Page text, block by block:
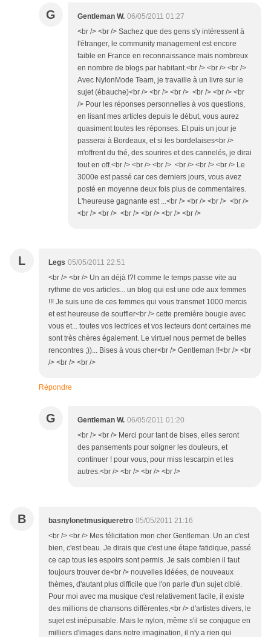
G Gentleman W. 06/05/2011 01:27
<br /> <br /> Sachez que des gens s'y intéressent à
l'étranger, le community management est encore
faible en France en reconnaissance mais nombreux
en nombre de blogs par habitant.<br /> <br /> <br />
Avec NylonMode Team, je travaille à un livre sur le
sujet (ébauche)<br /> <br /> <br /> <br /> <br /> <br
/> Pour les réponses personnelles à vos questions,
en lisant mes articles depuis le début, vous aurez
quasiment toutes les réponses. Et puis un jour je
passerai à Bordeaux, et si les bordelaises<br />
m'offrent du thé, des sourires et des cannelés, je dirai
tout en off.<br /> <br /> <br /> <br /> <br /> <br /> Le
3000e est passé car ces derniers jours, vous avez
posté en moyenne deux fois plus de commentaires.
L'heureuse gagnante est ...<br /> <br /> <br /> <br />
<br /> <br /> <br /> <br /> <br /> <br />
L Legs 05/05/2011 22:51
<br /> <br /> Un an déjà !?! comme le temps passe vite au
rythme de vos articles... un blog qui est une ode aux femmes
!!! Je suis une de ces femmes qui vous transmet 1000 mercis
et est heureuse de souffler<br /> cette première bougie avec
vous et... toutes vos lectrices et vos lecteurs dont certaines me
sont très chères également. Le virtuel nous permet de belles
rencontres ;))... Bises à vous cher<br /> Gentleman !!<br /> <br
/> <br /> <br />
Répondre
G Gentleman W. 06/05/2011 01:20
<br /> <br /> Merci pour tant de bises, elles seront
des pansements pour soigner les douleurs, et
continuer ! pour vous, pour miss lescarpin et les
autres.<br /> <br /> <br /> <br />
B basnylonetmusiqueretro 05/05/2011 21:16
<br /> <br /> Mes félicitation mon cher Gentleman. Un an c'est
bien, c'est beau. Je dirais que c'est une étape fatidique, passé
ce cap tous les espoirs sont permis. Je sais combien il faut
toujours trouver de<br /> nouvelles idéées, de nouveaux
thèmes, d'autant plus difficile que l'on parle d'un sujet ciblé.
Pour moi avec ma musique c'est relativement facile, il existe
des millions de chansons différentes,<br /> d'artistes divers, le
sujet est inépuisable. Mais le nylon, même s'il se conjugue en
milliers d'images dans notre imagination, il n'y a rien qui